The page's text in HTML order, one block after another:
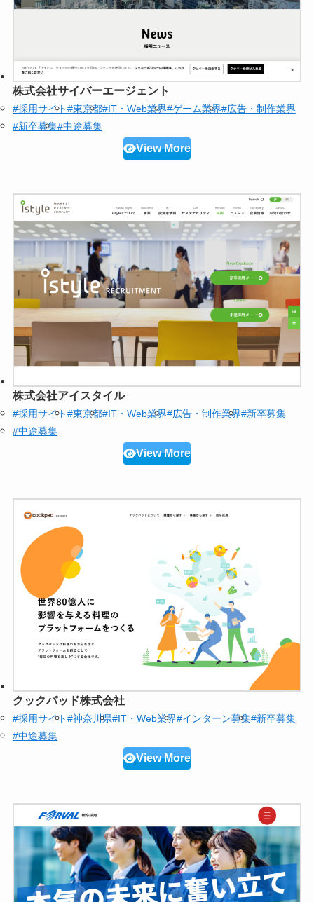
株式会社サイバーエージェント
#採用サイト#東京都#IT・Web業界#ゲーム業界#広告・制作業界
#新卒募集#中途募集
View More
株式会社アイスタイル
#採用サイト#東京都#IT・Web業界#広告・制作業界#新卒募集
#中途募集
View More
クックパッド株式会社
#採用サイト#神奈川県#IT・Web業界#インターン募集#新卒募集
#中途募集
View More